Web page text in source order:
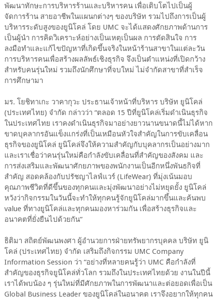
พัฒนาทักษะการบริหารร้านและบริหารคน เพื่อเติบโตไปเป็นผู้
จัดการร้าน สายอาชีพในแผนกต่างๆ ของบริษัท รวมไปถึงการเป็นผู้
บริหารระดับสูงของยูนิโคล่ โดย UMC จะได้แสดงศักยภาพด้านการ
เป็นผู้นำ การคิดวิเคราะห์อย่างเป็นเหตุเป็นผล การตัดสินใจ การ
ลงมือทำและแก้ไขปัญหาที่เกิดขึ้นจริงในหน้าร้านสาขาในแต่ละวัน
การบริหารคนเพื่อสร้างผลลัพธ์เชิงธุรกิจ จึงเป็นตำแหน่งที่เปิดกว้าง
สำหรับคนรุ่นใหม่ รวมถึงนักศึกษาที่จบใหม่ ไม่จำกัดสาขาที่สำเร็จ
การศึกษามา
มร. โยชิทาเกะ วาคากุวะ ประธานเจ้าหน้าที่บริหาร บริษัท ยูนิโคล่
(ประเทศไทย) จำกัด กล่าวว่า “ตลอด 15 ปีที่ยูนิโคล่เริ่มดำเนินธุรกิจ
ในประเทศไทย เราคงดำเนินธุรกิจมาอย่างยาวนานขนาดนี้ไม่ได้หาก
ขาดบุคลากรอันแข็งแกร่งที่เป็นเหมือนหัวใจสำคัญในการขับเคลื่อน
ธุรกิจของยูนิโคล่ ยูนิโคล่จึงให้ความสำคัญกับบุคลากรเป็นอย่างมาก
และเราเชื่อว่าคนรุ่นใหม่คือกำลังขับเคลื่อนที่สำคัญของสังคม และ
การส่งเสริมและพัฒนาศักยภาพของพนักงานเป็นอีกหนึ่งพันธกิจที่
สำคัญ สอดคล้องกับปรัชญาไลฟ์แวร์ (LifeWear) ที่มุ่งเน้นมอบ
คุณภาพชีวิตที่ดีขึ้นของทุกคนและมุ่งพัฒนาอย่างไม่หยุดยั้ง ยูนิโคล่
หวังว่ากิจกรรมในวันนี้จะทำให้ทุกคนรู้จักยูนิโคล่มากขึ้นและค้นพบ
value ที่ทางยูนิโคล่และทุกคนมองหาร่วมกัน เพื่อสร้างธุรกิจและ
อนาคตที่ยั่งยืนไปด้วยกัน”
ธิติมา สถิตย์พัฒนพงศา ผู้อำนวยการฝ่ายทรัพยากรบุคคล บริษัท ยูนิ
โคล่ (ประเทศไทย) จำกัด เสริมถึงกิจกรรม UMC Company
Information Session ว่า “อย่างที่หลายคนรู้ว่า UMC คือกำลังที่
สำคัญของธุรกิจยูนิโคล่ทั่วโลก รวมถึงในประเทศไทยด้วย งานในปีนี้
เราได้พบน้อง ๆ รุ่นใหม่ที่มีศักยภาพในการพัฒนาและต่อยอดเพื่อเป็น
Global Business Leader ของยูนิโคล่ในอนาคต เราจึงอยากให้ทุกคน